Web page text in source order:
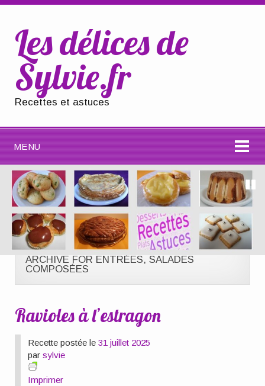
Les délices de
Sylvie.fr
Recettes et astuces
MENU
ARCHIVE FOR ENTRÉES, SALADES
COMPOSÉES
Ravioles à l’estragon
Recette postée le31 juillet 2025
parsylvie
Imprimer